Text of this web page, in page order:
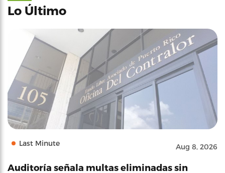
Lo Último
Last Minute Aug 8, 2026
Auditoría señala multas eliminadas sin